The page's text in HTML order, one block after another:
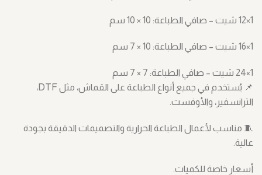
1×12 شيت – صافي الطباعة: ‎10 × 10 سم
1×16 شيت – صافي الطباعة: ‎7 × 10 سم
1×24 شيت – صافي الطباعة: ‎7 × 7 سم
📌 يُستخدم في جميع أنواع الطباعة على القماش، مثل DTF،
الترانسفير، والأوفست.
🧵 مناسب لأعمال الطباعة الحرارية والتصميمات الدقيقة بجودة
عالية.
أسعار خاصة للكميات.